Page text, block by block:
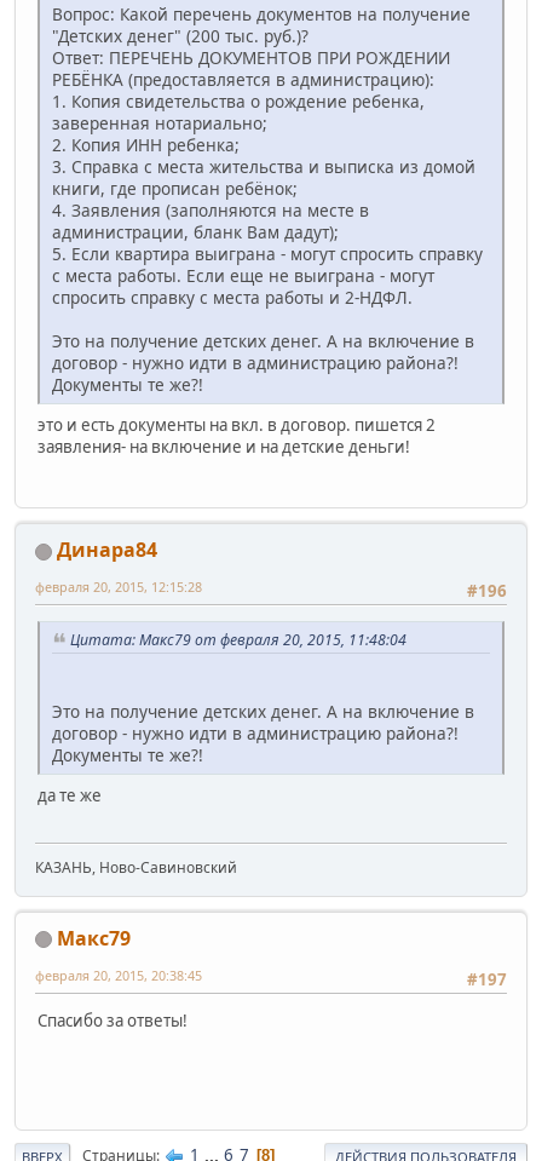
Вопрос: Какой перечень документов на получение
"Детских денег" (200 тыс. руб.)?
Ответ: ПЕРЕЧЕНЬ ДОКУМЕНТОВ ПРИ РОЖДЕНИИ
РЕБЁНКА (предоставляется в администрацию):
1. Копия свидетельства о рождение ребенка,
заверенная нотариально;
2. Копия ИНН ребенка;
3. Справка с места жительства и выписка из домой
книги, где прописан ребёнок;
4. Заявления (заполняются на месте в
администрации, бланк Вам дадут);
5. Если квартира выиграна - могут спросить справку
с места работы. Если еще не выиграна - могут
спросить справку с места работы и 2-НДФЛ.
Это на получение детских денег. А на включение в
договор - нужно идти в администрацию района?!
Документы те же?!
это и есть документы на вкл. в договор. пишется 2
заявления- на включение и на детские деньги!
Динара84
#196
февраля 20, 2015, 12:15:28
Цитата: Макс79 от февраля 20, 2015, 11:48:04
Это на получение детских денег. А на включение в
договор - нужно идти в администрацию района?!
Документы те же?!
да те же
КАЗАНЬ, Ново-Савиновский
Макс79
#197
февраля 20, 2015, 20:38:45
Спасибо за ответы!
ВВЕРХ Страницы 1 ... 6 7 8 ДЕЙСТВИЯ ПОЛЬЗОВАТЕЛЯ